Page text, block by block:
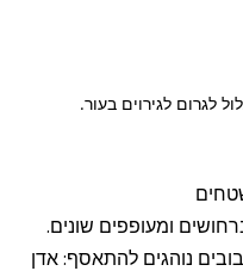
לגרום לגירוים בעור.
ומעופפים שונים.
נוהגים להתאסף: אדן